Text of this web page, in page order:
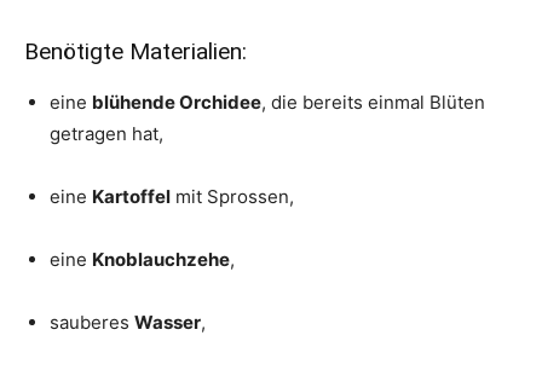
Benötigte Materialien:
eine blühende Orchidee, die bereits einmal Blüten
getragen hat,
eine Kartoffel mit Sprossen,
eine Knoblauchzehe,
sauberes Wasser,